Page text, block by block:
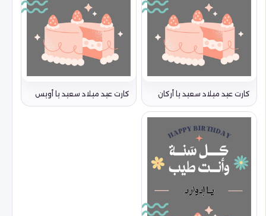
كارت عيد ميلاد سعيد يا أركان كارت عيد ميلاد سعيد يا أويس